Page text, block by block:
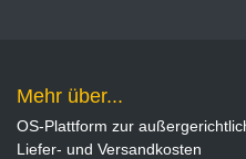
Mehr über...
OS-Plattform zur
Liefer- und Versandkosten